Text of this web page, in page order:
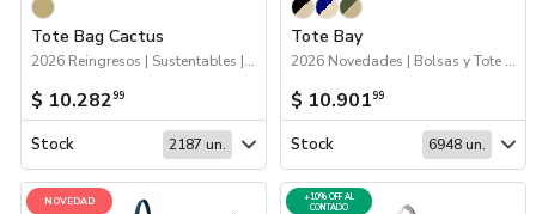
Tote Bag Cactus
2026 Reingresos | Sustentables | Bolsas y Tote Bags
$ 10.28299
Stock 2187 un.
Tote Bay
2026 Novedades | Bolsas y Tote Bags
$ 10.90199
Stock 6948 un.
NOVEDAD
+10% OFF AL
CONTADO